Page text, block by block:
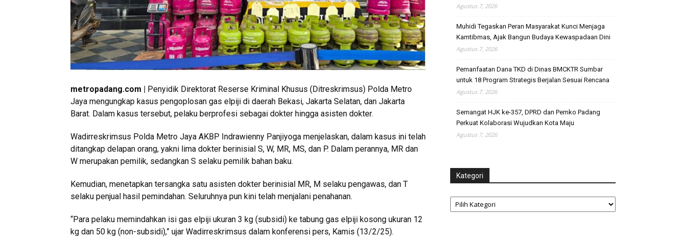
metropadang.com | Penyidik Direktorat Reserse Kriminal Khusus (Ditreskrimsus) Polda Metro
Jaya mengungkap kasus pengoplosan gas elpiji di daerah Bekasi, Jakarta Selatan, dan Jakarta
Barat. Dalam kasus tersebut, pelaku berprofesi sebagai dokter hingga asisten dokter.
Wadirreskrimsus Polda Metro Jaya AKBP Indrawienny Panjiyoga menjelaskan, dalam kasus ini telah
ditangkap delapan orang, yakni lima dokter berinisial S, W, MR, MS, dan P. Dalam perannya, MR dan
W merupakan pemilik, sedangkan S selaku pemilik bahan baku.
Kemudian, menetapkan tersangka satu asisten dokter berinisial MR, M selaku pengawas, dan T
selaku penjual hasil pemindahan. Seluruhnya pun kini telah menjalani penahanan.
“Para pelaku memindahkan isi gas elpiji ukuran 3 kg (subsidi) ke tabung gas elpiji kosong ukuran 12
kg dan 50 kg (non-subsidi),” ujar Wadirreskrimsus dalam konferensi pers, Kamis (13/2/25).
Agustus 7, 2026
Muhidi Tegaskan Peran Masyarakat Kunci Menjaga
Kamtibmas, Ajak Bangun Budaya Kewaspadaan Dini
Agustus 7, 2026
Pemanfaatan Dana TKD di Dinas BMCKTR Sumbar
untuk 18 Program Strategis Berjalan Sesuai Rencana
Agustus 7, 2026
Semangat HJK ke-357, DPRD dan Pemko Padang
Perkuat Kolaborasi Wujudkan Kota Maju
Agustus 7, 2026
Kategori
Kategori